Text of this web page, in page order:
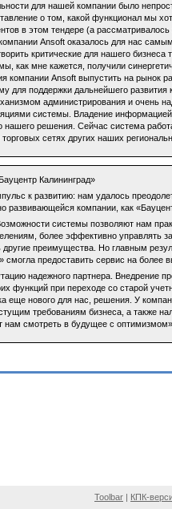
для нашей компании было
о том, какой функционал мы
в этом тендере (а
Ansoft оказалось для нас самым
критические для нашего бизнеса
как мне кажется, получили
Ansoft выпустить на рынок
для поддержки дальнейшего развития
администрирования и очень
системы. Владение информацией
решения. Сейчас система
сетях других наших
Калининград»
к развитию: нам удалось
развивающейся компании, как
системы позволяют нам
более эффективно управлять
преимущества. Но главным
предоставить сервис на более
надежного партнера. Внедрение
функций при переходе со старой
еще нового для нас, решения. У
требованиям бизнеса, а также
нам смотреть в будущее с оптимизмом».
Toolbar | КПК-